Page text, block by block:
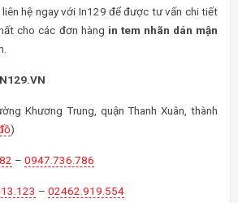
hệ ngay với In129 để được tư vấn chi tiết
cho các đơn hàng in tem nhãn dán mận
Khương Trung, quận Thanh Xuân, thành
)
– 0947.736.786
– 02462.919.554